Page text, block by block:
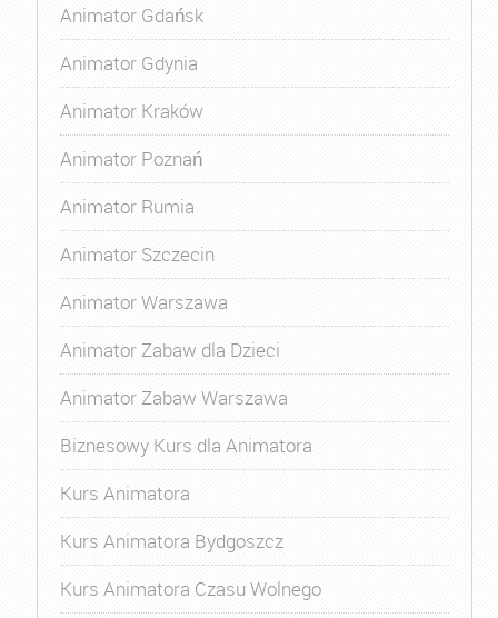
Animator Gdańsk
Animator Gdynia
Animator Kraków
Animator Poznań
Animator Rumia
Animator Szczecin
Animator Warszawa
Animator Zabaw dla Dzieci
Animator Zabaw Warszawa
Biznesowy Kurs dla Animatora
Kurs Animatora
Kurs Animatora Bydgoszcz
Kurs Animatora Czasu Wolnego